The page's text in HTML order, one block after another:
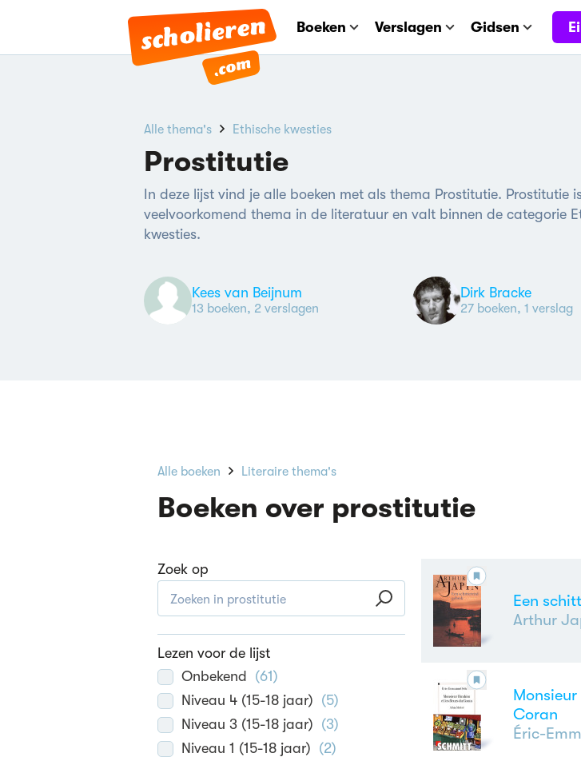
Boeken Verslagen Gidsen
Alle thema's Ethische kwesties
Prostitutie
In deze lijst vind je alle boeken met als thema Prostitutie. Prostitutie
veelvoorkomend thema in de literatuur en valt binnen de categorie
kwesties.
Kees van Beijnum
13 boeken, 2 verslagen
Dirk Bracke
27 boeken, 1 verslag
Alle boeken Literaire thema's
Boeken over prostitutie
Zoek op
Lezen voor de lijst
Onbekend (61)
Niveau 4 (15-18 jaar) (5)
Niveau 3 (15-18 jaar) (3)
Niveau 1 (15-18 jaar) (2)
Een
Arthur
Coran
Éric-